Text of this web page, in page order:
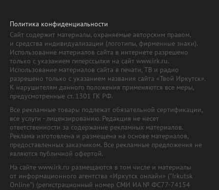
Политика конфиденциальности
Сайт содержит материалы, охраняемые авторским правом,
и средства индивидуализации (логотипы, фирменные знаки).
Использование материалов сайта в интернете разрешено
только с указанием гиперссылки на сайт www.irk.ru.
Использование материалов сайта в печати, ТВ и радио
разрешено только с указанием названия сайта «Твой Иркутск».
К нарушителям данного положения применяются все меры,
предусмотренные ст. 1301 ГК РФ.
Все рекламные товары подлежат обязательной сертификации,
все услуги - лицензированию. Редакция не несет
ответственности за содержание рекламных материалов.
Реклама изготовлена и размещена на основе материалов,
предоставленных заказчиком. Все рекламные предложения не
являются публичной офертой.
На сайте www.irk.ru размещаются в том числе и материалы
от информационного агентства «Иркутск онлайн» ("Irkutsk
Online") (регистрационный номер СМИ ИА № ФС77-74154